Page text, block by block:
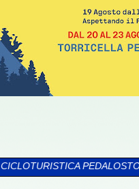
DOMENICA 9